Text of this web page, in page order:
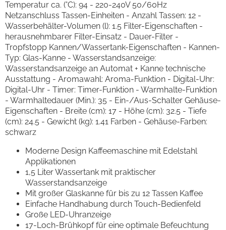
Temperatur ca. (°C): 94 - 220-240V 50/60Hz
Netzanschluss Tassen-Einheiten - Anzahl Tassen: 12 -
Wasserbehälter-Volumen (l): 1.5 Filter-Eigenschaften -
herausnehmbarer Filter-Einsatz - Dauer-Filter -
Tropfstopp Kannen/Wassertank-Eigenschaften - Kannen-
Typ: Glas-Kanne - Wasserstandsanzeige:
Wasserstandsanzeige an Automat + Kanne technische
Ausstattung - Aromawahl: Aroma-Funktion - Digital-Uhr:
Digital-Uhr - Timer: Timer-Funktion - Warmhalte-Funktion
- Warmhaltedauer (Min.): 35 - Ein-/Aus-Schalter Gehäuse-
Eigenschaften - Breite (cm): 17 - Höhe (cm): 32.5 - Tiefe
(cm): 24.5 - Gewicht (kg): 1.41 Farben - Gehäuse-Farben:
schwarz
Moderne Design Kaffeemaschine mit Edelstahl
Applikationen
1,5 Liter Wassertank mit praktischer
Wasserstandsanzeige
Mit großer Glaskanne für bis zu 12 Tassen Kaffee
Einfache Handhabung durch Touch-Bedienfeld
Große LED-Uhranzeige
17-Loch-Brühkopf für eine optimale Befeuchtung